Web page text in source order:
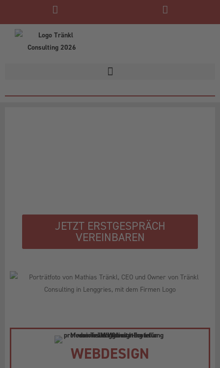
JETZT ERSTGESPRÄCH
VEREINBAREN
WEBDESIGN